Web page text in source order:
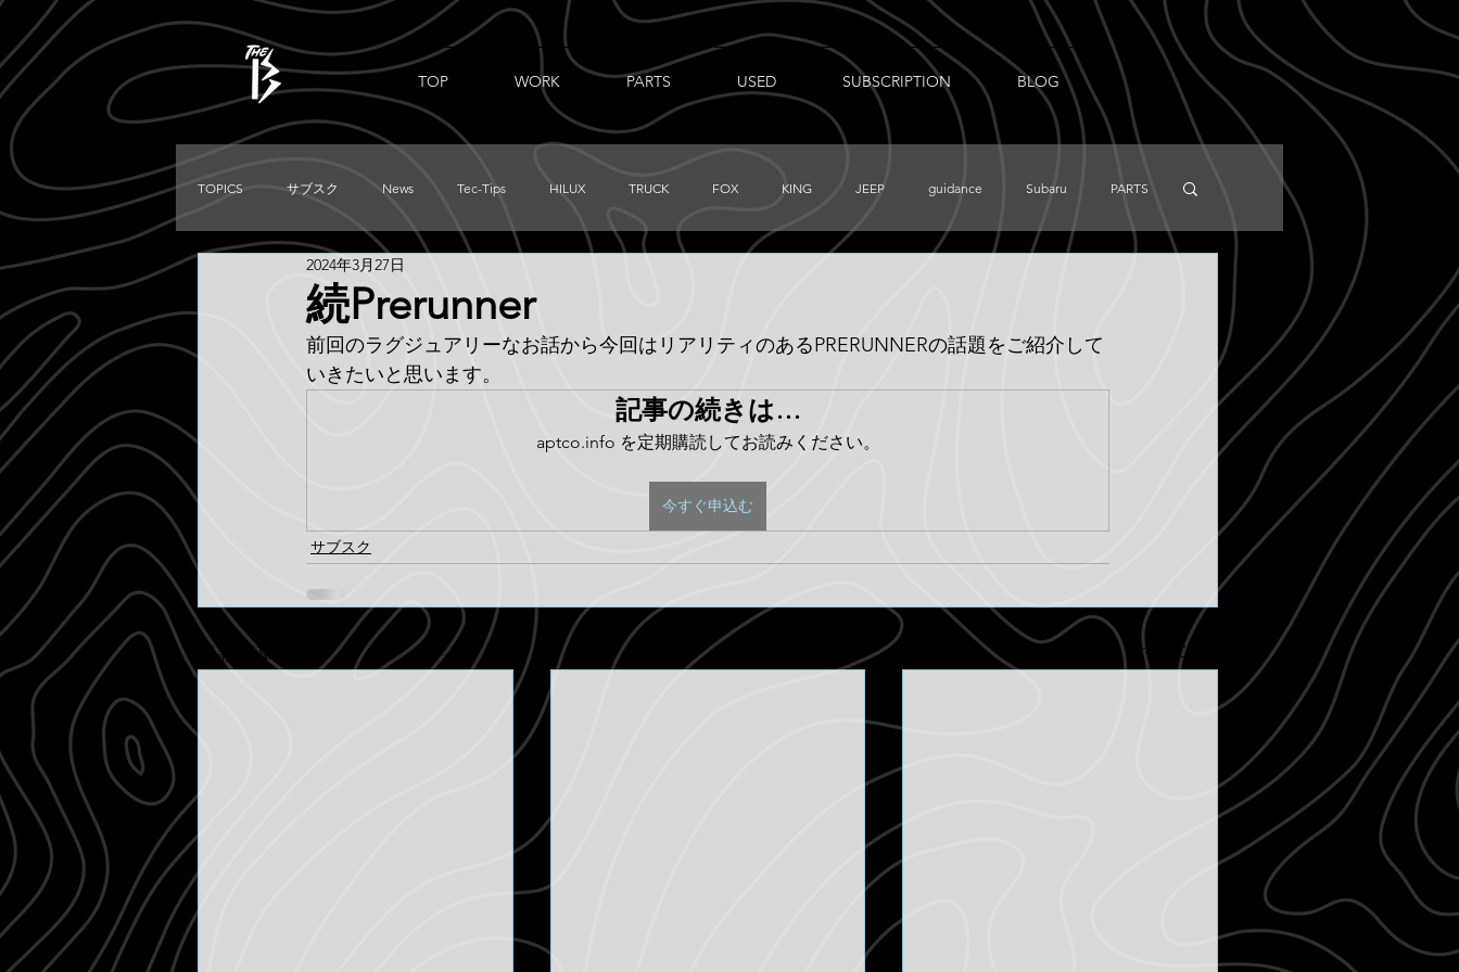
TOP WORK PARTS USED SUBSCRIPTION BLOG
TOPICS サブスク News Tec-Tips HILUX TRUCK FOX KING JEEP guidance Subaru PARTS
Used DIRTKING
TACOMA PRERUNNER TUNDRA
続Prerunner
2024年3月27日
前回のラグジュアリーなお話から今回はリアリティのあるPRERUNNERの話題をご紹介して
いきたいと思います。
記事の続きは…
aptco.info を定期購読してお読みください。
今すぐ申込む
サブスク
最新記事 すべて表示